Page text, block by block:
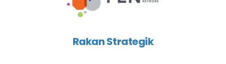
Rakan Strategik